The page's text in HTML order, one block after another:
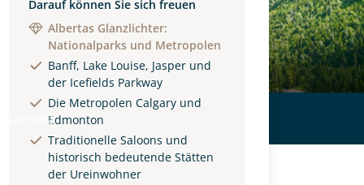
Darauf können Sie sich freuen
Albertas Glanzlichter:
Nationalparks und Metropolen
Banff, Lake Louise, Jasper und
der Icefields Parkway
Die Metropolen Calgary und
Edmonton
Traditionelle Saloons und
historisch bedeutende Stätten
der Ureinwohner